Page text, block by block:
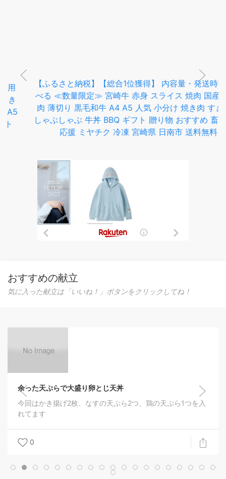
しゃぶしゃぶ 牛丼 BBQ ギフト 贈り物 おすすめ 畜産農家
応援 ミヤチク 冷凍 宮崎県 日南市 送料無料
おすすめの献立
気に入った献立は「いいね！」ボタンをクリックしてね！
余った天ぷらで大盛り卵とじ天丼
今回はかき揚げ2枚、なすの天ぷら2つ、鶏の天ぷら1つを入
れてます
0